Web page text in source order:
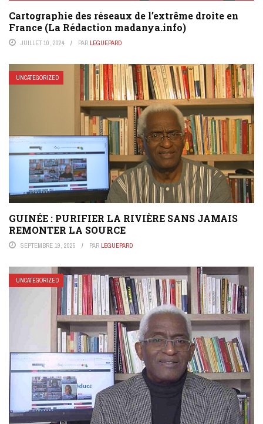
Cartographie des réseaux de l’extrême droite en
France (La Rédaction madanya.info)
JUILLET 10, 2024 PAR LEGUEPARD
UNCATEGORIZED
GUINÉE : PURIFIER LA RIVIÈRE SANS JAMAIS
REMONTER LA SOURCE
SEPTEMBRE 19, 2025 PAR LEGUEPARD
UNCATEGORIZED